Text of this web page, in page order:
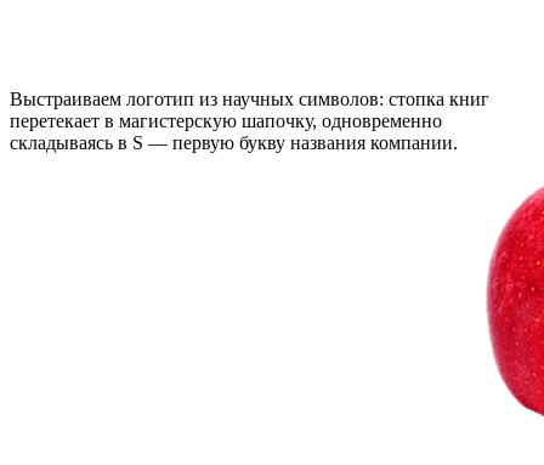
Выстраиваем логотип из научных символов: стопка книг
перетекает в магистерскую шапочку, одновременно
складываясь в S — первую букву названия компании.